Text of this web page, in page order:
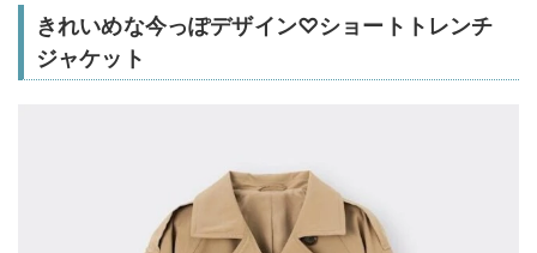
きれいめな今っぽデザイン♡ショートトレンチ
ジャケット